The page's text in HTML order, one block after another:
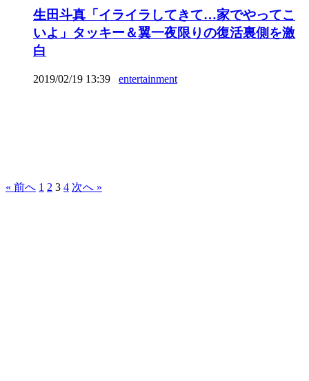
生田斗真「イライラしてきて…家でやってこ
いよ」タッキー＆翼一夜限りの復活裏側を激
白
2019/02/19 13:39 entertainment
« 前へ 1 2 3 4 次へ »